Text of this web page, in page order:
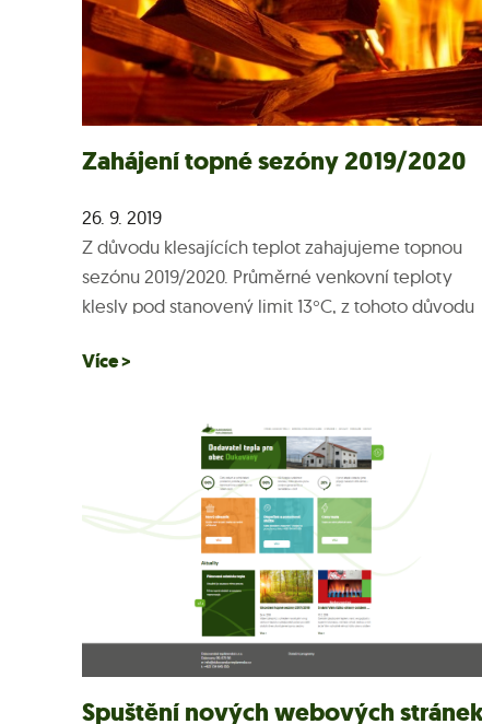
Zahájení topné sezóny 2019/2020
26. 9. 2019
Z důvodu klesajících teplot zahajujeme topnou
sezónu 2019/2020. Průměrné venkovní teploty
klesly pod stanovený limit 13°C, z tohoto důvodu
následující dny mohou...
Více >
Spuštění nových webových